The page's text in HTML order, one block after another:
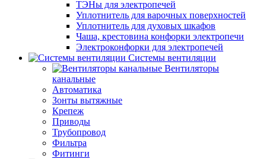
ТЭНы для электропечей
Уплотнитель для варочных поверхностей
Уплотнитель для духовых шкафов
Чаша, крестовина конфорки электропечи
Электроконфорки для электропечей
Системы вентиляции
Вентиляторы
канальные
Автоматика
Зонты вытяжные
Крепеж
Приводы
Трубопровод
Фильтра
Фитинги